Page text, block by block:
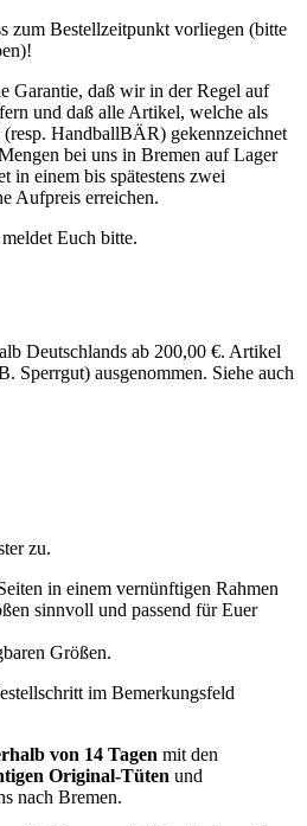
zum Bestellzeitpunkt vorliegen (bitte
Garantie, daß wir in der Regel auf
und daß alle Artikel, welche als
HandballBÄR) gekennzeichnet
bei uns in Bremen auf Lager
in einem bis spätestens zwei
Aufpreis erreichen.
Euch bitte.
Deutschlands ab 200,00 €. Artikel
Sperrgut) ausgenommen. Siehe auch
zu.
in einem vernünftigen Rahmen
sinnvoll und passend für Euer
Größen.
im Bemerkungsfeld
von 14 Tagen mit den
Original-Tüten und
nach Bremen.